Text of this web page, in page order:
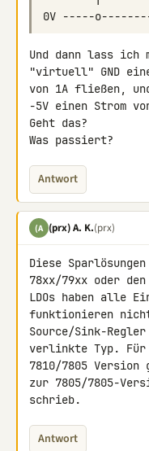
Und dann lass
"virtuell" GND
von 1A fließen,
-5V einen Strom
Geht das?
Was passiert?
Antwort
(A (prx) A. K.(prx)
Diese
78xx/79xx oder
LDOs haben alle
funktionieren
Source/Sink-
verlinkte Typ.
7810/7805
zur 7805/7805-
schrieb.
Antwort